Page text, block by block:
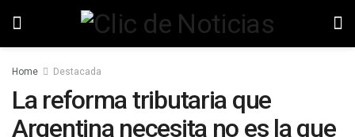
Home Destacada
La reforma tributaria que
Argentina necesita no es la que